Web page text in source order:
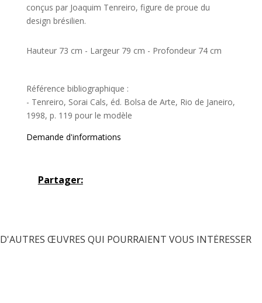
conçus par Joaquim Tenreiro, figure de proue du
design brésilien.
Hauteur 73 cm - Largeur 79 cm - Profondeur 74 cm
Référence bibliographique :
- Tenreiro, Sorai Cals, éd. Bolsa de Arte, Rio de Janeiro,
1998, p. 119 pour le modèle
Demande d'informations
Partager:
D'AUTRES ŒUVRES QUI POURRAIENT VOUS INTÉRESSER